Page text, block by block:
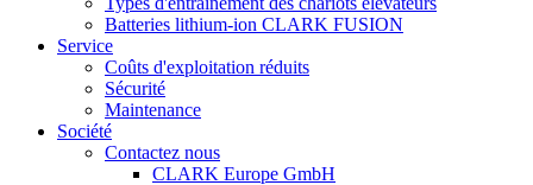
Batteries lithium-ion CLARK FUSION
Service
Coûts d'exploitation réduits
Sécurité
Maintenance
Société
Contactez nous
CLARK Europe GmbH